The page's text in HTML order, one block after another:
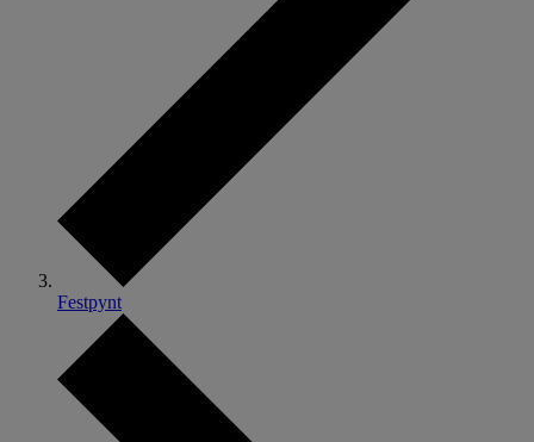
Festpynt